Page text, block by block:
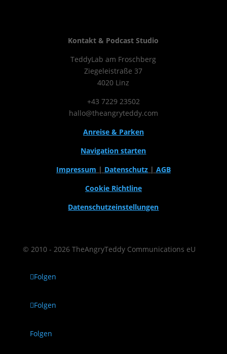
Kontakt & Podcast Studio
TeddyLab am Froschberg
Ziegeleistraße 37
4020 Linz
+43 7229 23502
hallo@theangryteddy.com
Anreise & Parken
Navigation starten
Impressum | Datenschutz| AGB
Cookie Richtline
Datenschutzeinstellungen
© 2010 - 2026 TheAngryTeddy Communications eU
Folgen
Folgen
Folgen